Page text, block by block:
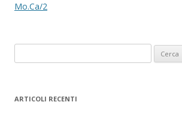
a
Mo.Ca/2
per:
ARTICOLI RECENTI